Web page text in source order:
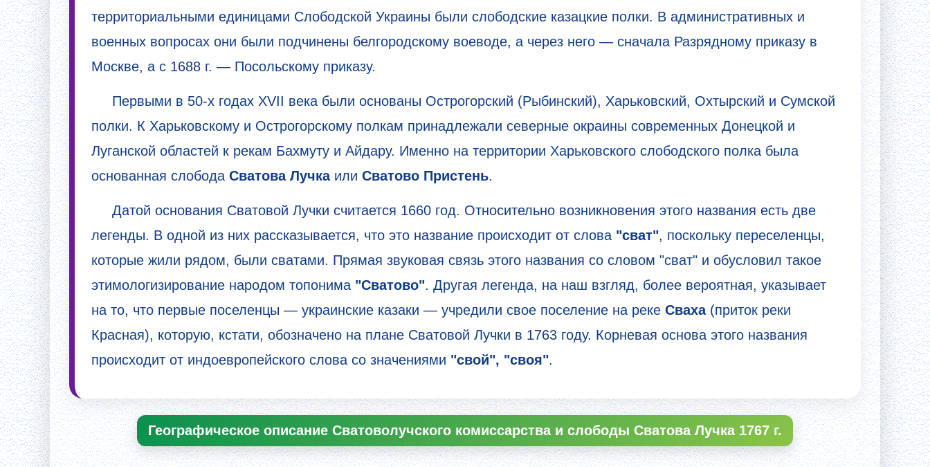
территориальными единицами Слободской Украины были слободские казацкие полки. В административных и
военных вопросах они были подчинены белгородскому воеводе, а через него — сначала Разрядному приказу в
Москве, а с 1688 г. — Посольскому приказу.
Первыми в 50-х годах XVII века были основаны Острогорский (Рыбинский), Харьковский, Охтырский и Сумской
полки. К Харьковскому и Острогорскому полкам принадлежали северные окраины современных Донецкой и
Луганской областей к рекам Бахмуту и Айдару. Именно на территории Харьковского слободского полка была
основанная слобода Сватова Лучкаили Сватово Пристень.
Датой основания Сватовой Лучки считается 1660 год. Относительно возникновения этого названия есть две
легенды. В одной из них рассказывается, что это название происходит от слова "сват", поскольку переселенцы,
которые жили рядом, были сватами. Прямая звуковая связь этого названия со словом "сват" и обусловил такое
этимологизирование народом топонима "Сватово". Другая легенда, на наш взгляд, более вероятная, указывает
на то, что первые поселенцы — украинские казаки — учредили свое поселение на реке Сваха(приток реки
Красная), которую, кстати, обозначено на плане Сватовой Лучки в 1763 году. Корневая основа этого названия
происходит от индоевропейского слова со значениями "свой", "своя".
Географическое описание Сватоволучского комиссарства и слободы Сватова Лучка 1767 г.